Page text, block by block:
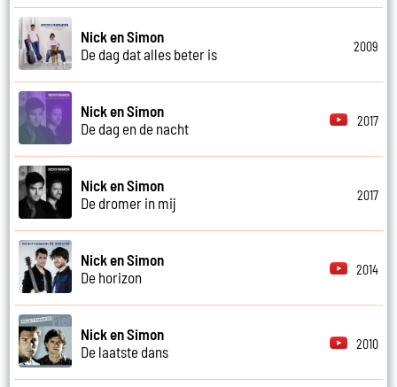
Nick en Simon
De dag dat alles beter is
2009
Nick en Simon
De dag en de nacht
2017
Nick en Simon
De dromer in mij
2017
Nick en Simon
De horizon
2014
Nick en Simon
De laatste dans
2010